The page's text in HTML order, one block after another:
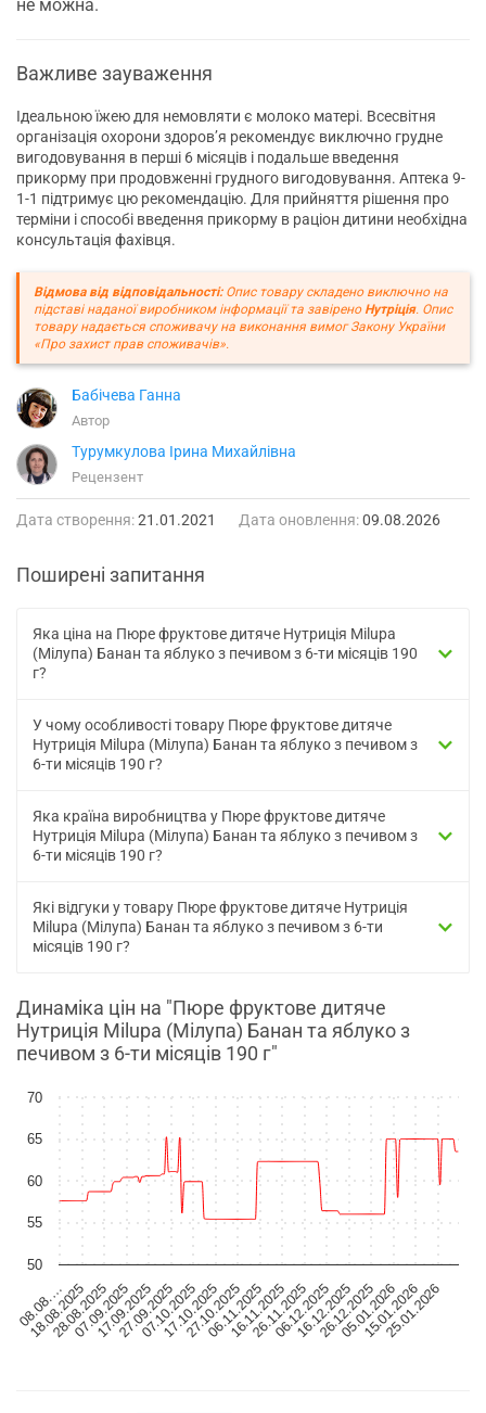
не можна.
Важливе зауваження
Ідеальною їжею для немовляти є молоко матері. Всесвітня
організація охорони здоров’я рекомендує виключно грудне
вигодовування в перші 6 місяців і подальше введення
прикорму при продовженні грудного вигодовування. Аптека 9-
1-1 підтримує цю рекомендацію. Для прийняття рішення про
терміни і способі введення прикорму в раціон дитини необхідна
консультація фахівця.
Відмова від відповідальності:Опис товару складено виключно на
підставі наданої виробником інформації та завірено Нутріція. Опис
товару надається споживачу на виконання вимог Закону України
«Про захист прав споживачів».
Бабічева Ганна
Автор
Турумкулова Ірина Михайлівна
Рецензент
Дата створення:21.01.2021 Дата оновлення:09.08.2026
Поширені запитання
Яка ціна на Пюре фруктове дитяче Нутриція Milupa
(Мілупа) Банан та яблуко з печивом з 6-ти місяців 190
г?
У чому особливості товару Пюре фруктове дитяче
Нутриція Milupa (Мілупа) Банан та яблуко з печивом з
6-ти місяців 190 г?
Яка країна виробництва у Пюре фруктове дитяче
Нутриція Milupa (Мілупа) Банан та яблуко з печивом з
6-ти місяців 190 г?
Які відгуки у товару Пюре фруктове дитяче Нутриція
Milupa (Мілупа) Банан та яблуко з печивом з 6-ти
місяців 190 г?
Динаміка цін на "Пюре фруктове дитяче
Нутриція Milupa (Мілупа) Банан та яблуко з
печивом з 6-ти місяців 190 г"
08.08.…
18.08.2025
28.08.2025
07.09.2025
17.09.2025
27.09.2025
07.10.2025
17.10.2025
27.10.2025
06.11.2025
16.11.2025
26.11.2025
06.12.2025
16.12.2025
26.12.2025
05.01.2026
15.01.2026
25.01.2026
50
55
60
65
70